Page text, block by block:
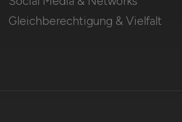
Gleichberechtigung & Vielfalt